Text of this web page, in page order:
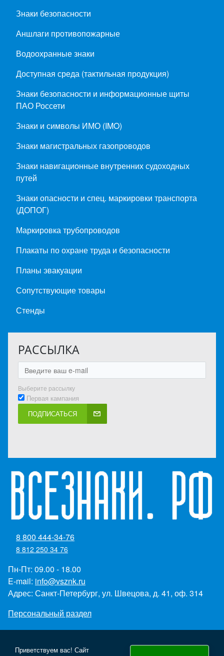
Знаки безопасности
Аншлаги противопожарные
Водоохранные знаки
Доступная среда (тактильная продукция)
Знаки безопасности и информационные щиты
ПАО Россети
Знаки и символы ИМО (IMO)
Знаки магистральных газопроводов
Знаки навигационные внутренних судоходных
путей
Знаки опасности и спец. маркировки транспорта
(ДОПОГ)
Маркировка трубопроводов
Плакаты по охране труда и безопасности
Планы эвакуации
Сопутствующие товары
Стенды
РАССЫЛКА
Выберите рассылку
Первая кампания
ПОДПИСАТЬСЯ
8 800 444-34-76
8 812 250 34 76
Пн-Пт: 09.00 - 18.00
E-mail: info@vsznk.ru
Адрес: Санкт-Петербург, ул. Швецова, д. 41, оф. 314
Персональный раздел
Приветствуем вас! Сайт